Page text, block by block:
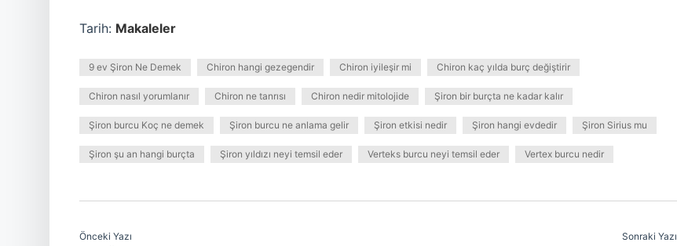
Tarih: Makaleler
9 ev Şiron Ne Demek Chiron hangi gezegendir Chiron iyileşir mi Chiron kaç yılda burç değiştirir
Chiron nasıl yorumlanır Chiron ne tanrısı Chiron nedir mitolojide Şiron bir burçta ne kadar kalır
Şiron burcu Koç ne demek Şiron burcu ne anlama gelir Şiron etkisi nedir Şiron hangi evdedir Şiron Sirius mu
Şiron şu an hangi burçta Şiron yıldızı neyi temsil eder Verteks burcu neyi temsil eder Vertex burcu nedir
Önceki Yazı Sonraki Yazı